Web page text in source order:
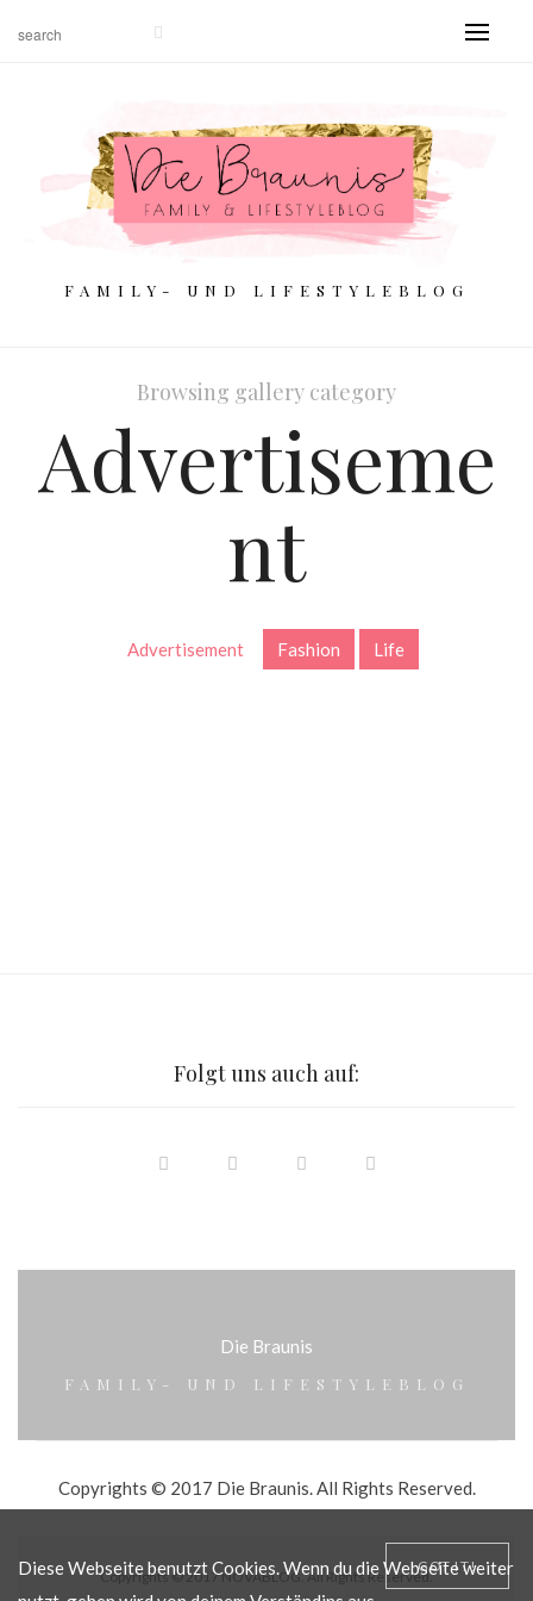
FAMILY- UND LIFESTYLEBLOG
Browsing gallery category
Advertiseme
nt
Advertisement Fashion Life
Folgt uns auch auf:
Die Braunis
FAMILY- UND LIFESTYLEBLOG
Copyrights © 2017 Die Braunis. All Rights Reserved.
Copyrights © 2017 NOVABLOG. All Rights Reserved.
GOT IT!
Diese Webseite benutzt Cookies. Wenn du die Webseite weiter